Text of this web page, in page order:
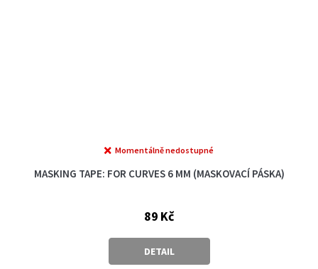
MASKING TAPE: FOR CURVES 6 MM (MASKOVACÍ PÁSKA)
Momentálně nedostupné
89 Kč
DETAIL